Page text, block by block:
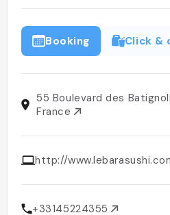
Booking Click &
55 Boulevard des
France
http://
+33145224355